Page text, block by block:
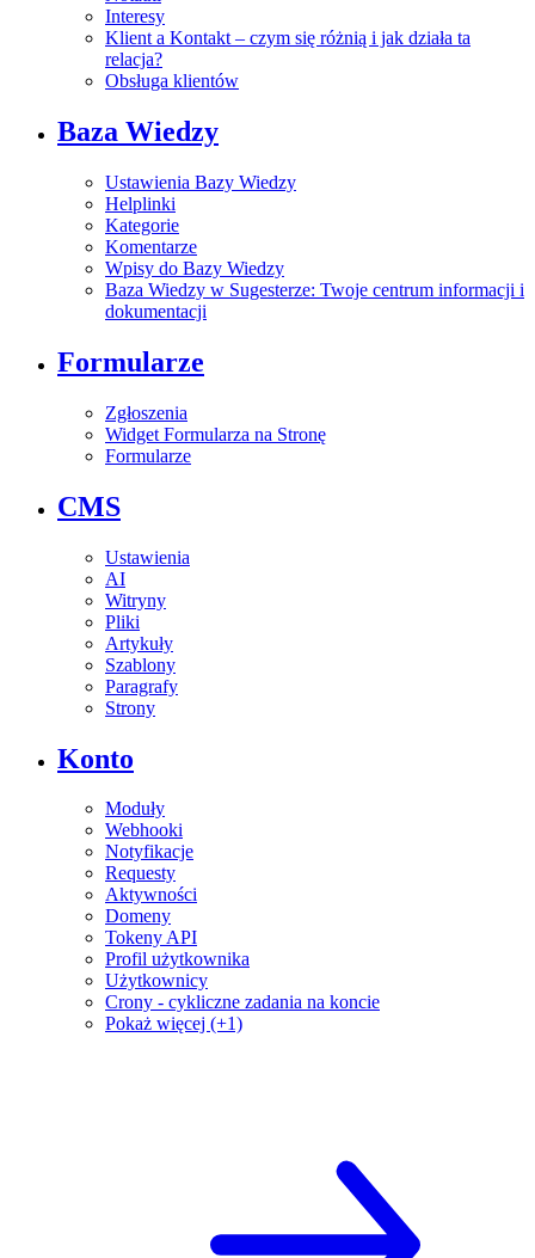
Interesy
Klient a Kontakt – czym się różnią i jak działa ta
relacja?
Obsługa klientów
Baza Wiedzy
Ustawienia Bazy Wiedzy
Helplinki
Kategorie
Komentarze
Wpisy do Bazy Wiedzy
Baza Wiedzy w Sugesterze: Twoje centrum informacji i
dokumentacji
Formularze
Zgłoszenia
Widget Formularza na Stronę
Formularze
CMS
Ustawienia
AI
Witryny
Pliki
Artykuły
Szablony
Paragrafy
Strony
Konto
Moduły
Webhooki
Notyfikacje
Requesty
Aktywności
Domeny
Tokeny API
Profil użytkownika
Użytkownicy
Crony - cykliczne zadania na koncie
Pokaż więcej (+1)